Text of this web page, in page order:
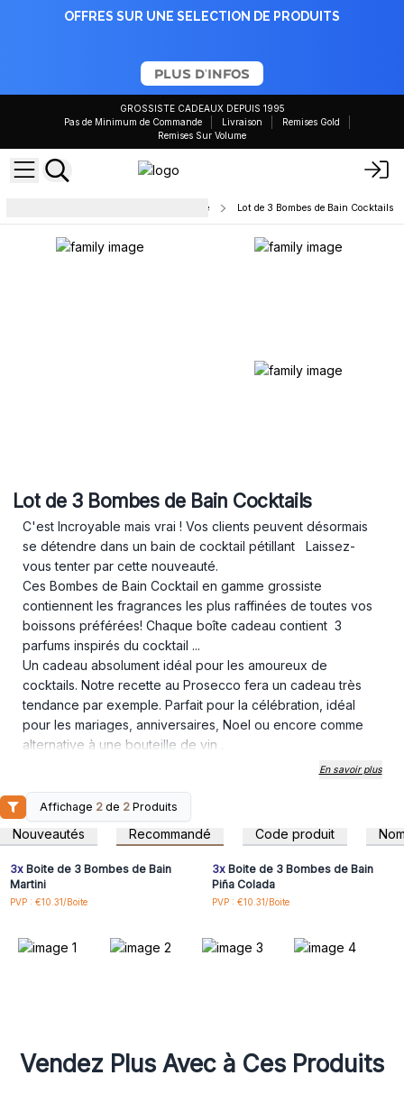
OFFRES SUR UNE SELECTION DE PRODUITS
PLUS D'INFOS
GROSSISTE CADEAUX DEPUIS 1995
Pas de Minimum de Commande
Livraison
Remises Gold
Remises Sur Volume
Bombes de bain - prêtes à la vente Lot de 3 Bombes de Bain Cocktails
Lot de 3 Bombes de Bain Cocktails
C'est Incroyable mais vrai ! Vos clients peuvent désormais
se détendre dans un bain de cocktail pétillant Laissez-
vous tenter par cette nouveauté.
Ces Bombes de Bain Cocktail en gamme grossiste
contiennent les fragrances les plus raffinées de toutes vos
boissons préférées! Chaque boîte cadeau contient 3
parfums inspirés du cocktail ...
Un cadeau absolument idéal pour les amoureux de
cocktails. Notre recette au Prosecco fera un cadeau très
tendance par exemple. Parfait pour la célébration, idéal
pour les mariages, anniversaires, Noel ou encore comme
alternative à une bouteille de vin .
De par leurs fragrances et couleurs uniques pour chaque
cocktail ! Le design stylé et méticuleux des boîtes est un
point de vente intéressant pour votre magasin, et nous vous
offrons un très bon rapport qualité prix pour une valeur PVC
de près de 9€.
Ces bombes de bain sont purement luxueuses, et avec tous
les bénéfices d'une boule de bain traditionnelle, vos clients
bain de cocktails !
En savoir plus
Affichage 2 de 2 Produits
Nouveautés Recommandé Code produit
Connectez-vous ou
inscrivez-vous pour
accéder aux prix de gros
3xBoite de 3 Bombes de Bain
Martini
PVP : €10.31/Boite
inscrivez-vous pour
accéder aux prix de gros
3xBoite de 3 Bombes de Bain
Piña Colada
PVP : €10.31/Boite
Vendez Plus Avec à Ces Produits